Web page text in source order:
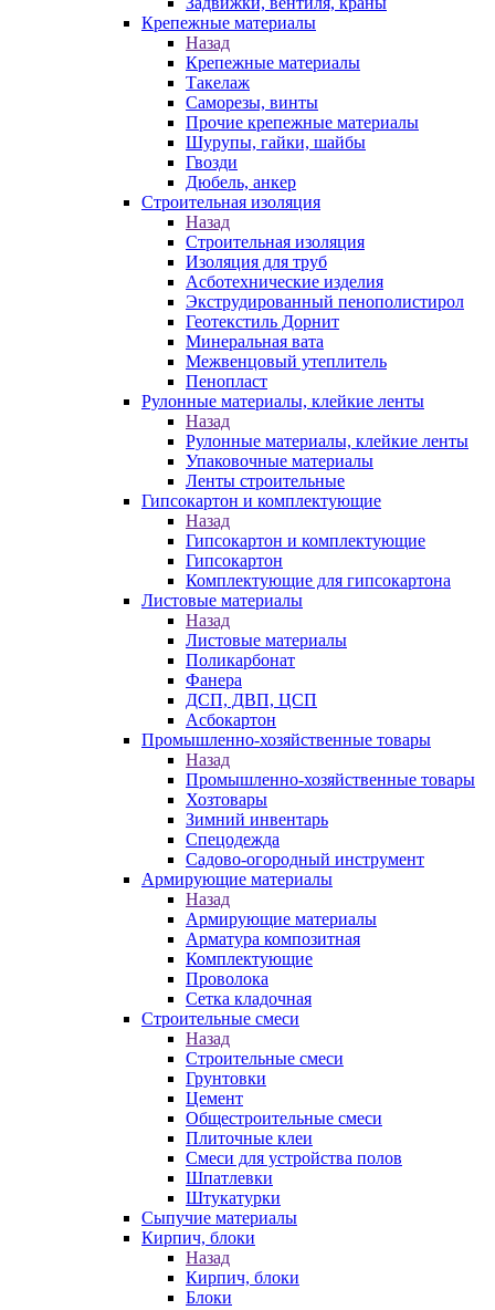
Крепежные материалы
Назад
Крепежные материалы
Такелаж
Саморезы, винты
Прочие крепежные материалы
Шурупы, гайки, шайбы
Гвозди
Дюбель, анкер
Строительная изоляция
Назад
Строительная изоляция
Изоляция для труб
Асботехнические изделия
Экструдированный пенополистирол
Геотекстиль Дорнит
Минеральная вата
Межвенцовый утеплитель
Пенопласт
Рулонные материалы, клейкие ленты
Назад
Рулонные материалы, клейкие ленты
Упаковочные материалы
Ленты строительные
Гипсокартон и комплектующие
Назад
Гипсокартон и комплектующие
Гипсокартон
Комплектующие для гипсокартона
Листовые материалы
Назад
Листовые материалы
Поликарбонат
Фанера
ДСП, ДВП, ЦСП
Асбокартон
Промышленно-хозяйственные товары
Назад
Промышленно-хозяйственные товары
Хозтовары
Зимний инвентарь
Спецодежда
Садово-огородный инструмент
Армирующие материалы
Назад
Армирующие материалы
Арматура композитная
Комплектующие
Проволока
Сетка кладочная
Строительные смеси
Назад
Строительные смеси
Грунтовки
Цемент
Общестроительные смеси
Плиточные клеи
Смеси для устройства полов
Шпатлевки
Штукатурки
Сыпучие материалы
Кирпич, блоки
Назад
Кирпич, блоки
Блоки